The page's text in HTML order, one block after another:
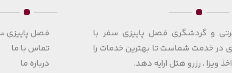
و گردشگری فصل پاییزی سفر با
در خدمت شماست تا بهترین خدمات را
ویزا ، رزرو هتل ارایه دهد.
فصل پاییزی
تماس با ما
درباره ما